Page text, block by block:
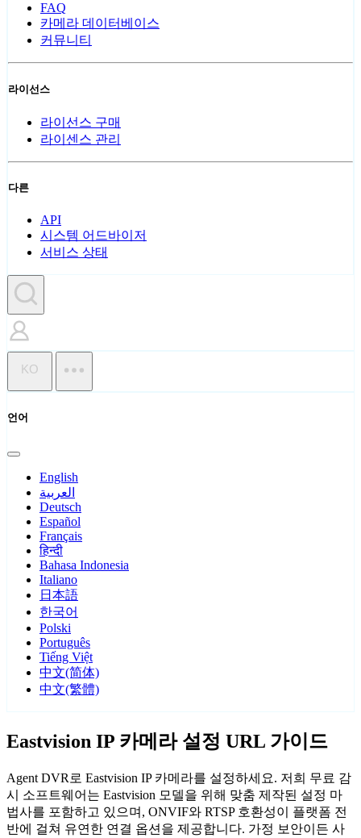
FAQ
카메라 데이터베이스
커뮤니티
라이선스
라이선스 구매
라이센스 관리
다른
API
시스템 어드바이저
서비스 상태
KO
언어
English
العربية
Deutsch
Español
Français
हिन्दी
Bahasa Indonesia
Italiano
日本語
한국어
Polski
Português
Tiếng Việt
中文(简体)
中文(繁體)
Eastvision IP 카메라 설정 URL 가이드
Agent DVR로 Eastvision IP 카메라를 설정하세요. 저희 무료 감
시 소프트웨어는 Eastvision 모델을 위해 맞춤 제작된 설정 마
법사를 포함하고 있으며, ONVIF와 RTSP 호환성이 플랫폼 전
반에 걸쳐 유연한 연결 옵션을 제공합니다. 가정 보안이든 사